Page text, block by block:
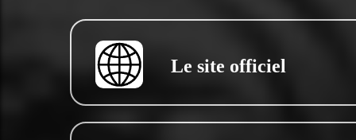
Le site officiel